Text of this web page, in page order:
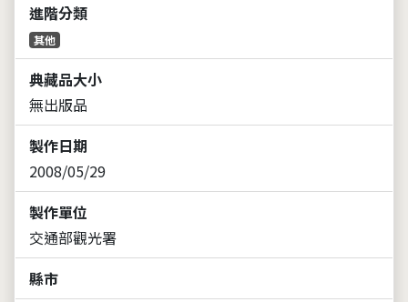
進階分類
其他
典藏品大小
無出版品
製作日期
2008/05/29
製作單位
交通部觀光署
縣市